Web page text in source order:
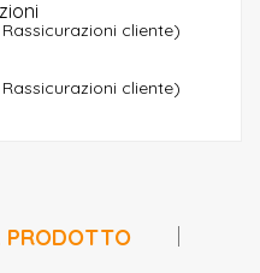
cliente)
cliente)
PRODOTTO